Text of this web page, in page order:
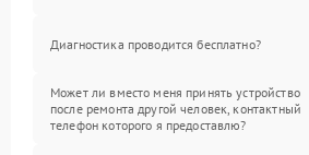
Диагностика проводится бесплатно?
Может ли вместо меня принять устройство
после ремонта другой человек, контактный
телефон которого я предоставлю?